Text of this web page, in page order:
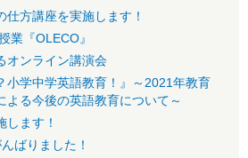
仕方講座を実施します！
業『OLECO』
オンライン講演会
小学中学英語教育！』～2021年教育
よる今後の英語教育について～
します！
ばりました！